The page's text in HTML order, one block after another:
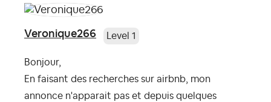
Veronique266 Level 1
Bonjour,
En faisant des recherches sur airbnb, mon
annonce n'apparait pas et depuis quelques